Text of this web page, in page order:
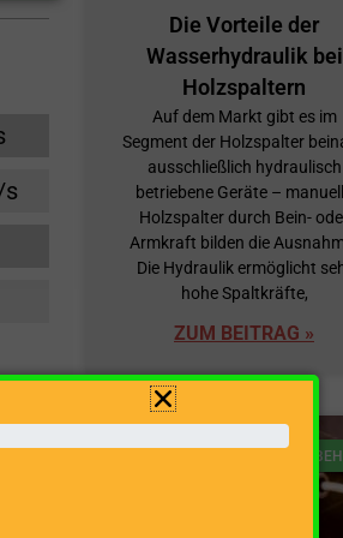
Die Vorteile der
Wasserhydraulik bei
Holzspaltern
Auf dem Markt gibt es im
Segment der Holzspalter
ausschließlich hydraulisch
betriebene Geräte –
Holzspalter durch Bein-
Armkraft bilden die
Die Hydraulik ermöglicht
hohe Spaltkräfte,
ZUM BEITRAG »